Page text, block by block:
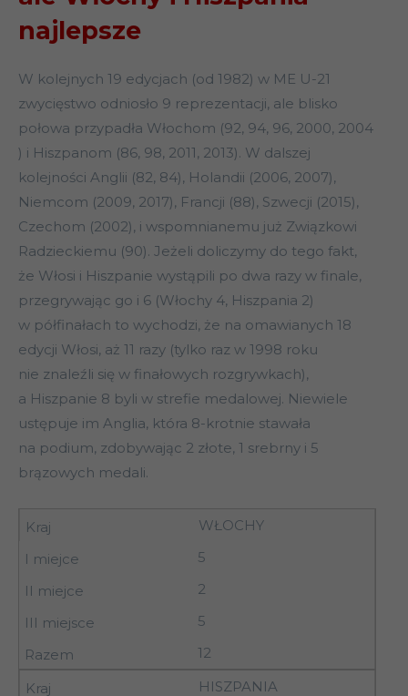
najlepsze
W kolejnych 19 edycjach (od 1982) w ME U-21
zwycięstwo odniosło 9 reprezentacji, ale blisko
połowa przypadła Włochom (92, 94, 96, 2000, 2004
) i Hiszpanom (86, 98, 2011, 2013). W dalszej
kolejności Anglii (82, 84), Holandii (2006, 2007),
Niemcom (2009, 2017), Francji (88), Szwecji (2015),
Czechom (2002), i wspomnianemu już Związkowi
Radzieckiemu (90). Jeżeli doliczymy do tego fakt,
że Włosi i Hiszpanie wystąpili po dwa razy w finale,
przegrywając go i 6 (Włochy 4, Hiszpania 2)
w półfinałach to wychodzi, że na omawianych 18
edycji Włosi, aż 11 razy (tylko raz w 1998 roku
nie znaleźli się w finałowych rozgrywkach),
a Hiszpanie 8 byli w strefie medalowej. Niewiele
ustępuje im Anglia, która 8-krotnie stawała
na podium, zdobywając 2 złote, 1 srebrny i 5
brązowych medali.
WŁOCHY
5
2
5
12
HISZPANIA